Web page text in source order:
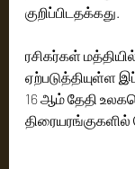
குறிப்பிடதக்கது.
ரசிகர்கள்
ஏற்படுத்தியுள்ள
16 ஆம் தேதி
திரையரங்குகளில்